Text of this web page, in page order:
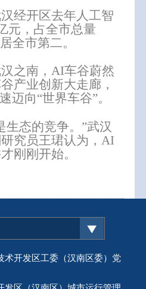
经开区去年人工智
元，占全市总量
全市第二。
之南，AI车谷蔚然
产业创新大走廊，
迈向“世界车谷”。
生态的竞争。”武汉
究员王珺认为，AI
刚刚开始。
术开发区工委（汉南区委）党